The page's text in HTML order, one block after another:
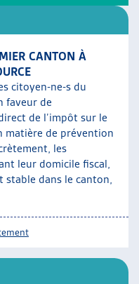
CANTON À
citoyen-ne-s du
faveur de
de l’impôt sur le
matière de prévention
les
leur domicile fiscal,
stable dans le canton,